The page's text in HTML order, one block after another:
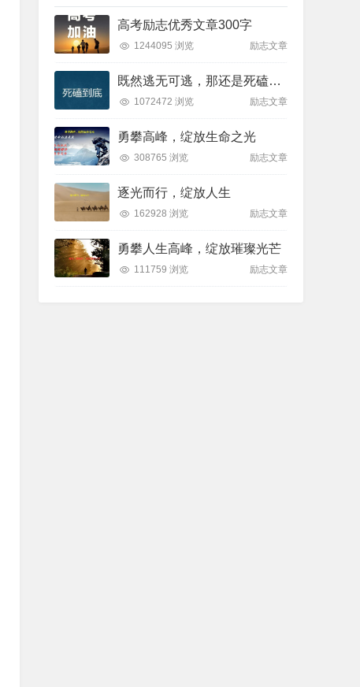
高考励志优秀文章300字
1244095 浏览 励志文章
既然逃无可逃，那还是死磕到底吧
1072472 浏览 励志文章
勇攀高峰，绽放生命之光
308765 浏览 励志文章
逐光而行，绽放人生
162928 浏览 励志文章
勇攀人生高峰，绽放璀璨光芒
111759 浏览 励志文章